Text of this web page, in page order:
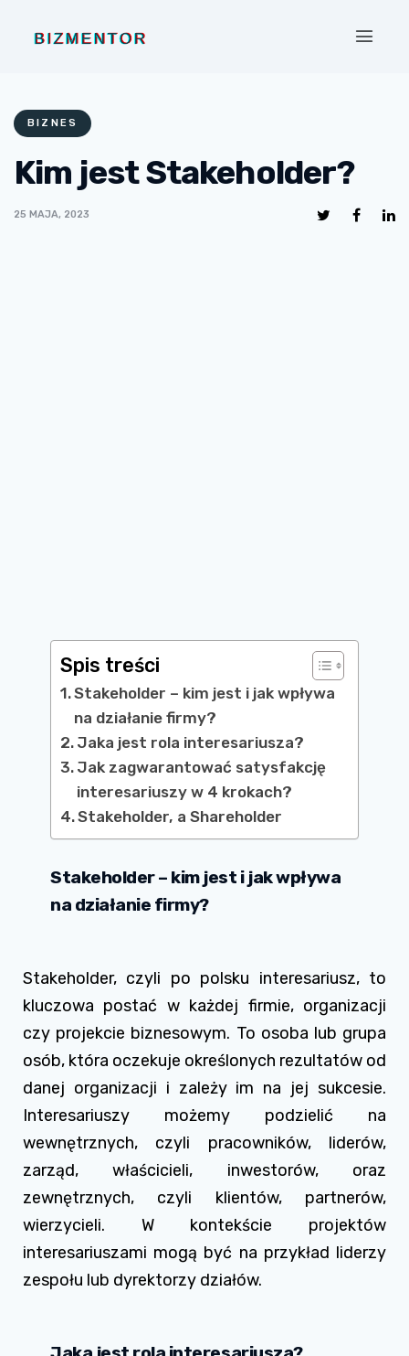
BIZNES
Kim jest Stakeholder?
25 MAJA, 2023
Spis treści
Stakeholder – kim jest i jak wpływa
na działanie firmy?
Jaka jest rola interesariusza?
Jak zagwarantować satysfakcję
interesariuszy w 4 krokach?
Stakeholder, a Shareholder
Stakeholder – kim jest i jak wpływa
na działanie firmy?
Stakeholder, czyli po polsku interesariusz, to
kluczowa postać w każdej firmie, organizacji
czy projekcie biznesowym. To osoba lub grupa
osób, która oczekuje określonych rezultatów od
danej organizacji i zależy im na jej sukcesie.
Interesariuszy możemy podzielić na
wewnętrznych, czyli pracowników, liderów,
zarząd, właścicieli, inwestorów, oraz
zewnętrznych, czyli klientów, partnerów,
wierzycieli. W kontekście projektów
interesariuszami mogą być na przykład liderzy
zespołu lub dyrektorzy działów.